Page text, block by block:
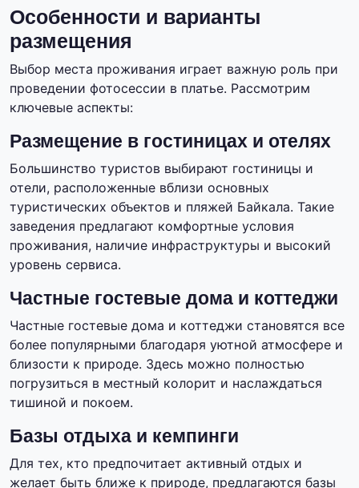
Особенности и варианты
размещения
Выбор места проживания играет важную роль при
проведении фотосессии в платье. Рассмотрим
ключевые аспекты:
Размещение в гостиницах и отелях
Большинство туристов выбирают гостиницы и
отели, расположенные вблизи основных
туристических объектов и пляжей Байкала. Такие
заведения предлагают комфортные условия
проживания, наличие инфраструктуры и высокий
уровень сервиса.
Частные гостевые дома и коттеджи
Частные гостевые дома и коттеджи становятся все
более популярными благодаря уютной атмосфере и
близости к природе. Здесь можно полностью
погрузиться в местный колорит и наслаждаться
тишиной и покоем.
Базы отдыха и кемпинги
Для тех, кто предпочитает активный отдых и
желает быть ближе к природе, предлагаются базы